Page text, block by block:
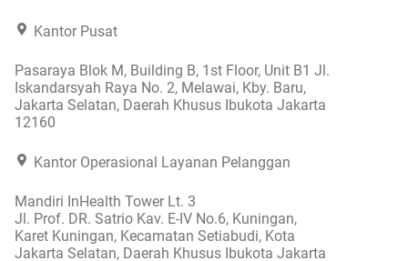
Kantor Pusat
Pasaraya Blok M, Building B, 1st Floor, Unit B1 Jl.
Iskandarsyah Raya No. 2, Melawai, Kby. Baru,
Jakarta Selatan, Daerah Khusus Ibukota Jakarta
12160
Kantor Operasional Layanan Pelanggan
Mandiri InHealth Tower Lt. 3
Jl. Prof. DR. Satrio Kav. E-IV No.6, Kuningan,
Karet Kuningan, Kecamatan Setiabudi, Kota
Jakarta Selatan, Daerah Khusus Ibukota Jakarta